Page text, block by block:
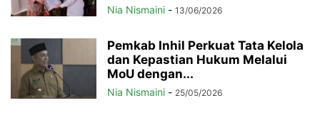
Nia Nismaini - 13/06/2026
Pemkab Inhil Perkuat Tata Kelola
dan Kepastian Hukum Melalui
MoU dengan...
Nia Nismaini - 25/05/2026